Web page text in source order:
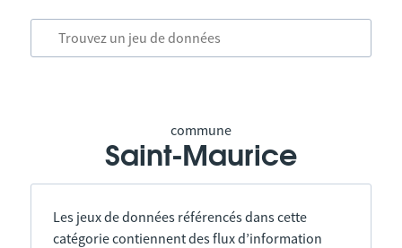
commune
Saint-Maurice
Les jeux de données référencés dans cette
catégorie contiennent des flux d’information